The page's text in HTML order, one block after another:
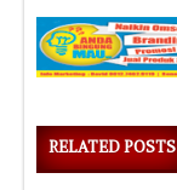
RELATED POSTS